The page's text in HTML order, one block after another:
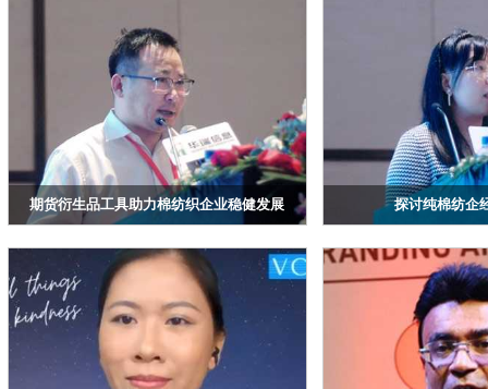
期货衍生品工具助力棉纺织企业稳健发展 探讨纯棉纺企
利华